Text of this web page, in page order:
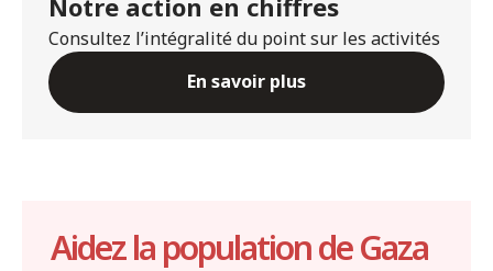
Consultez l’intégralité du point sur les activités
En savoir plus
Aidez la population de Gaza